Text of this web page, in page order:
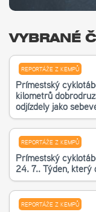
VYBRANÉ
REPORTÁŽE Z KEMPŮ
Příměstský
kilometrů
odjížděly jako
REPORTÁŽE Z KEMPŮ
Příměstský
24. 7.. Týden,
REPORTÁŽE Z KEMPŮ